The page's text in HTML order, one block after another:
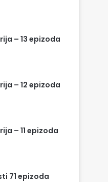
– 13 epizoda
– 12 epizoda
– 11 epizoda
71 epizoda